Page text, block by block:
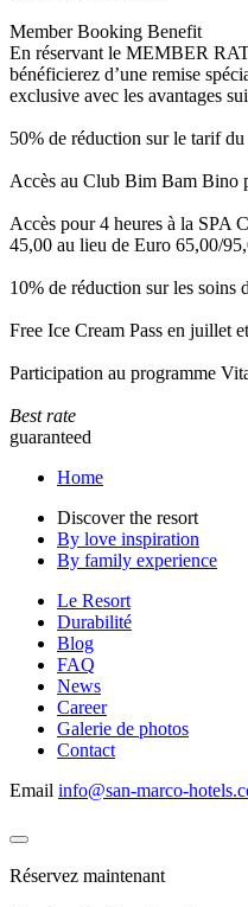
Member Booking Benefit
En réservant le MEMBER
bénéficierez d’une remise
exclusive avec les avantages
50% de réduction sur le tarif
Accès au Club Bim Bam Bino
Accès pour 4 heures à la SPA
45,00 au lieu de Euro 65,00/
10% de réduction sur les soins
Free Ice Cream Pass en juillet
Participation au programme
Best rate
guaranteed
Home
Discover the resort
By love inspiration
By family experience
Le Resort
Durabilité
Blog
FAQ
News
Career
Galerie de photos
Contact
Email info@san-marco-
Réservez maintenant